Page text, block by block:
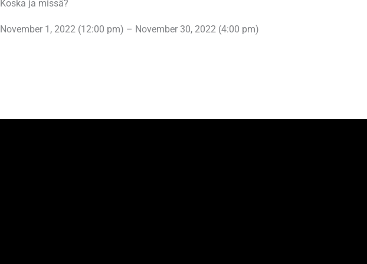
Koska ja missä?
November 1, 2022 (12:00 pm) – November 30, 2022 (4:00 pm)